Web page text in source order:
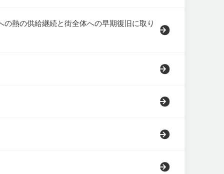
熱の供給継続と街全体への早期復旧に取り